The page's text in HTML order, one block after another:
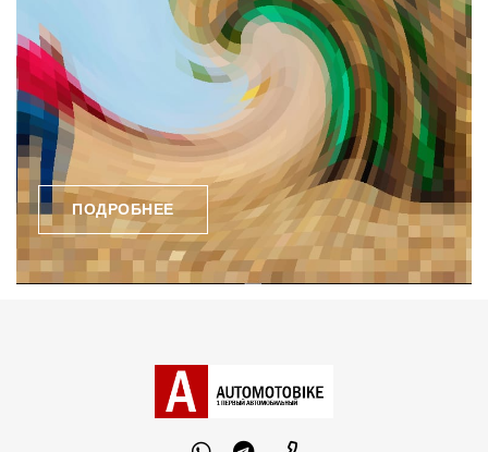
ПОДРОБНЕЕ